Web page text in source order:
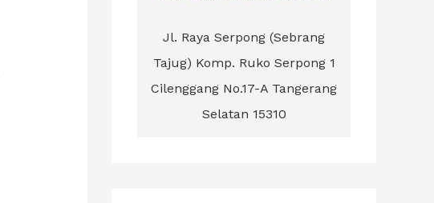
Jl. Raya Serpong (Sebrang
Tajug) Komp. Ruko Serpong 1
Cilenggang No.17-A Tangerang
Selatan 15310